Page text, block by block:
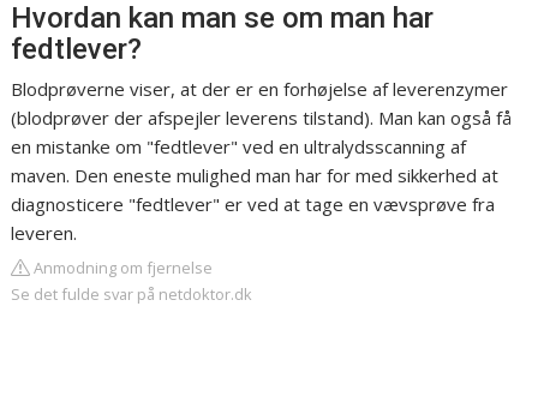
Hvordan kan man se om man har
fedtlever?
Blodprøverne viser, at der er en forhøjelse af leverenzymer
(blodprøver der afspejler leverens tilstand). Man kan også få
en mistanke om "fedtlever" ved en ultralydsscanning af
maven. Den eneste mulighed man har for med sikkerhed at
diagnosticere "fedtlever" er ved at tage en vævsprøve fra
leveren.
Anmodning om fjernelse
Se det fulde svar på netdoktor.dk